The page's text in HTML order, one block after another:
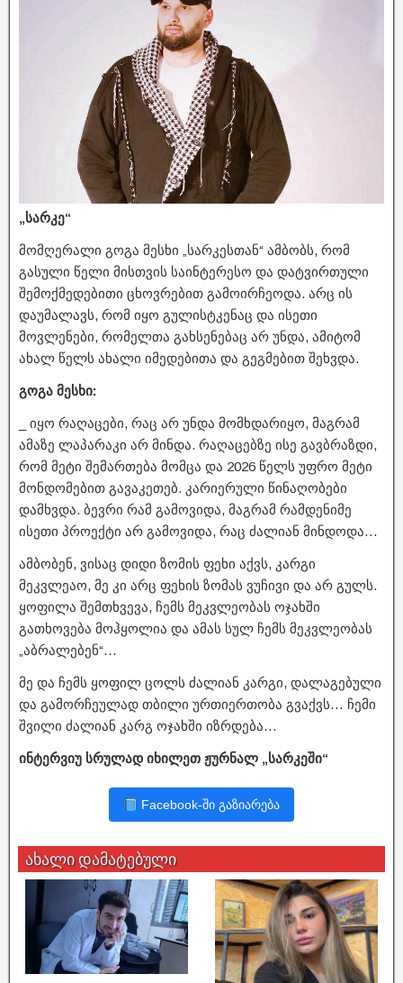
„სარკე“
მომღერალი გოგა მესხი „სარკესთან“ ამბობს, რომ
გასული წელი მისთვის საინტერესო და დატვირთული
შემოქმედებითი ცხოვრებით გამოირჩეოდა. არც ის
დაუმალავს, რომ იყო გულისტკენაც და ისეთი
მოვლენები, რომელთა გახსენებაც არ უნდა, ამიტომ
ახალ წელს ახალი იმედებითა და გეგმებით შეხვდა.
გოგა მესხი:
_ იყო რაღაცები, რაც არ უნდა მომხდარიყო, მაგრამ
ამაზე ლაპარაკი არ მინდა. რაღაცებზე ისე გავბრაზდი,
რომ მეტი შემართება მომცა და 2026 წელს უფრო მეტი
მონდომებით გავაკეთებ. კარიერული წინაღობები
დამხვდა. ბევრი რამ გამოვიდა, მაგრამ რამდენიმე
ისეთი პროექტი არ გამოვიდა, რაც ძალიან მინდოდა…
ამბობენ, ვისაც დიდი ზომის ფეხი აქვს, კარგი
მეკვლეაო, მე კი არც ფეხის ზომას ვუჩივი და არ გულს.
ყოფილა შემთხვევა, ჩემს მეკვლეობას ოჯახში
გათხოვება მოჰყოლია და ამას სულ ჩემს მეკვლეობას
„აბრალებენ“…
მე და ჩემს ყოფილ ცოლს ძალიან კარგი, დალაგებული
და გამორჩეულად თბილი ურთიერთობა გვაქვს… ჩემი
შვილი ძალიან კარგ ოჯახში იზრდება…
ინტერვიუ სრულად იხილეთ ჟურნალ „სარკეში“
Facebook-ში გაზიარება
ახალი დამატებული